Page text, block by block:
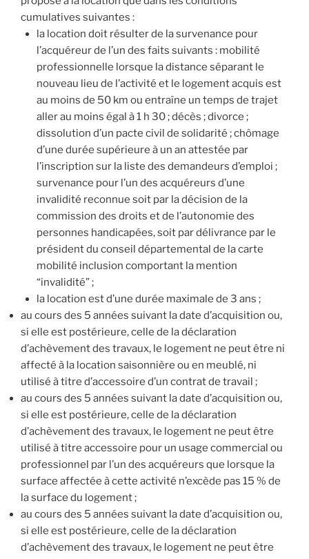
cumulatives suivantes :
la location doit résulter de la survenance pour
l’acquéreur de l’un des faits suivants : mobilité
professionnelle lorsque la distance séparant le
nouveau lieu de l’activité et le logement acquis est
au moins de 50 km ou entraîne un temps de trajet
aller au moins égal à 1 h 30 ; décès ; divorce ;
dissolution d’un pacte civil de solidarité ; chômage
d’une durée supérieure à un an attestée par
l’inscription sur la liste des demandeurs d’emploi ;
survenance pour l’un des acquéreurs d’une
invalidité reconnue soit par la décision de la
commission des droits et de l’autonomie des
personnes handicapées, soit par délivrance par le
président du conseil départemental de la carte
mobilité inclusion comportant la mention
“invalidité” ;
la location est d’une durée maximale de 3 ans ;
au cours des 5 années suivant la date d’acquisition ou,
si elle est postérieure, celle de la déclaration
d’achèvement des travaux, le logement ne peut être ni
affecté à la location saisonnière ou en meublé, ni
utilisé à titre d’accessoire d’un contrat de travail ;
au cours des 5 années suivant la date d’acquisition ou,
si elle est postérieure, celle de la déclaration
d’achèvement des travaux, le logement ne peut être
utilisé à titre accessoire pour un usage commercial ou
professionnel par l’un des acquéreurs que lorsque la
surface affectée à cette activité n’excède pas 15 % de
la surface du logement ;
au cours des 5 années suivant la date d’acquisition ou,
si elle est postérieure, celle de la déclaration
d’achèvement des travaux, le logement ne peut être